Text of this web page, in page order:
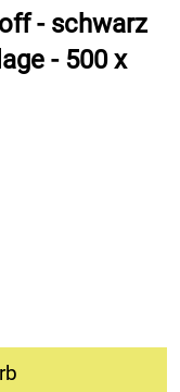
- schwarz
- 500 x